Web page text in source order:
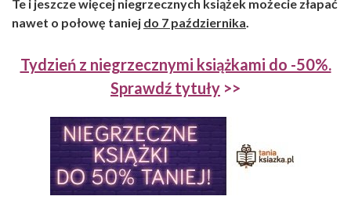
Te i jeszcze więcej niegrzecznych książek możecie złapać
nawet o połowę taniej do 7 października.
Tydzień z niegrzecznymi książkami do -50%.
Sprawdź tytuły >>